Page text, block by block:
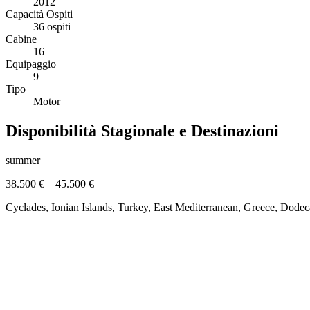
Capacità Ospiti
36 ospiti
Cabine
16
Equipaggio
9
Tipo
Motor
Disponibilità Stagionale e Destinazioni
summer
38.500 € – 45.500 €
Cyclades, Ionian Islands, Turkey, East Mediterranean, Greece,